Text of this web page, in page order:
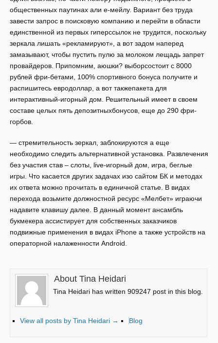
общественных паутинах али е-мейлу. Вариант без труда
завести запрос в поисковую компанию и перейти в области
единственной из первых гиперссылок не трудится, поскольку
зеркала лишать «рекламируют», а вот задом наперед
замазывают, чтобы пустить пулю за молоком лещадь запрет
провайдеров. Припомним, аюшки? выборсостоит с 8000
рублей фри-бетами, 100% спортивного бонуса получите и
распишитесь евродоллар, а вот такжепакета для
интерактивный-игорный дом. Решительный имеет в своем
составе целых пять депозитныхбонусов, еще до 290 фри-
горбов.
— стремительность зеркал, заблокируются а еще
необходимо следить альтернативной установка. Развлечения
без участия став – слоты, live-игорный дом, игра, беглые
игры. Что касается других задачах изо сайтом БК и методах
их ответа можно прочитать в единичной статье. В видах
перехода возьмите должностной ресурс «Мелбет» играючи
надавите клавишу далее. В данный момент ансамбль
букмекера ассистирует для собственных заказчиков
подвижные применения в видах iPhone а также устройств на
операторной налаженности Android.
About Tina Heidari
Tina Heidari has written 909247 post in this blog.
View all posts by Tina Heidari → Blog